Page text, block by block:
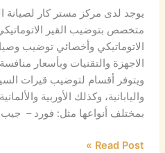
يوجد لدى مركز مستر كار
متخصص بتوضيب القير
الاتوماتيكي وأخصائي توضيب
الاجهزة والتقنيات وبأسعار
ويتوفر أقسام لتوضيب قيرات
واليابانية، وكذلك الأوربية
بمختلف أنواعها مثل: فورد –
Read Post »